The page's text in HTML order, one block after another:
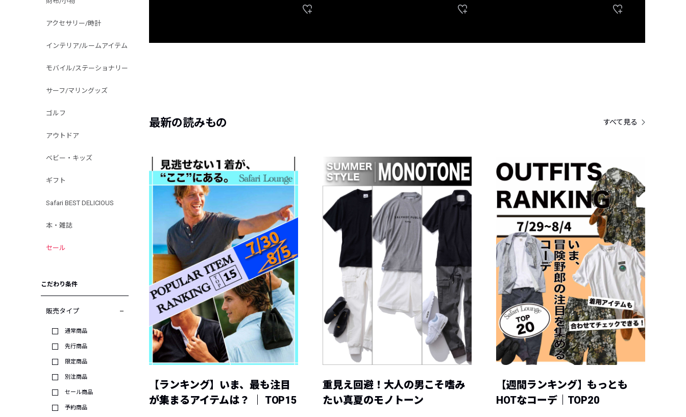
アクセサリー/時計
インテリア/ルームアイテム
モバイル/ステーショナリー
サーフ/マリングッズ
ゴルフ
アウトドア
ベビー・キッズ
ギフト
Safari BEST DELICIOUS
本・雑誌
セール
こだわり条件
販売タイプ
通常商品
先行商品
限定商品
別注商品
セール商品
予約商品
最新の読みもの すべて見る
【ランキング】いま、最も注目
が集まるアイテムは？ ｜ TOP15
重見え回避！大人の男こそ嗜み
たい真夏のモノトーン
【週間ランキング】もっとも
HOTなコーデ｜TOP20